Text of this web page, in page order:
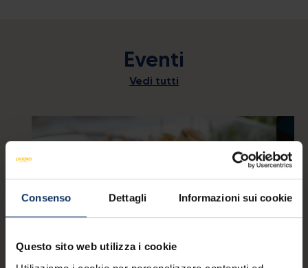
Consenso Dettagli Informazioni sui cookie
Questo sito web utilizza i cookie
Eventi
Vedi tutti